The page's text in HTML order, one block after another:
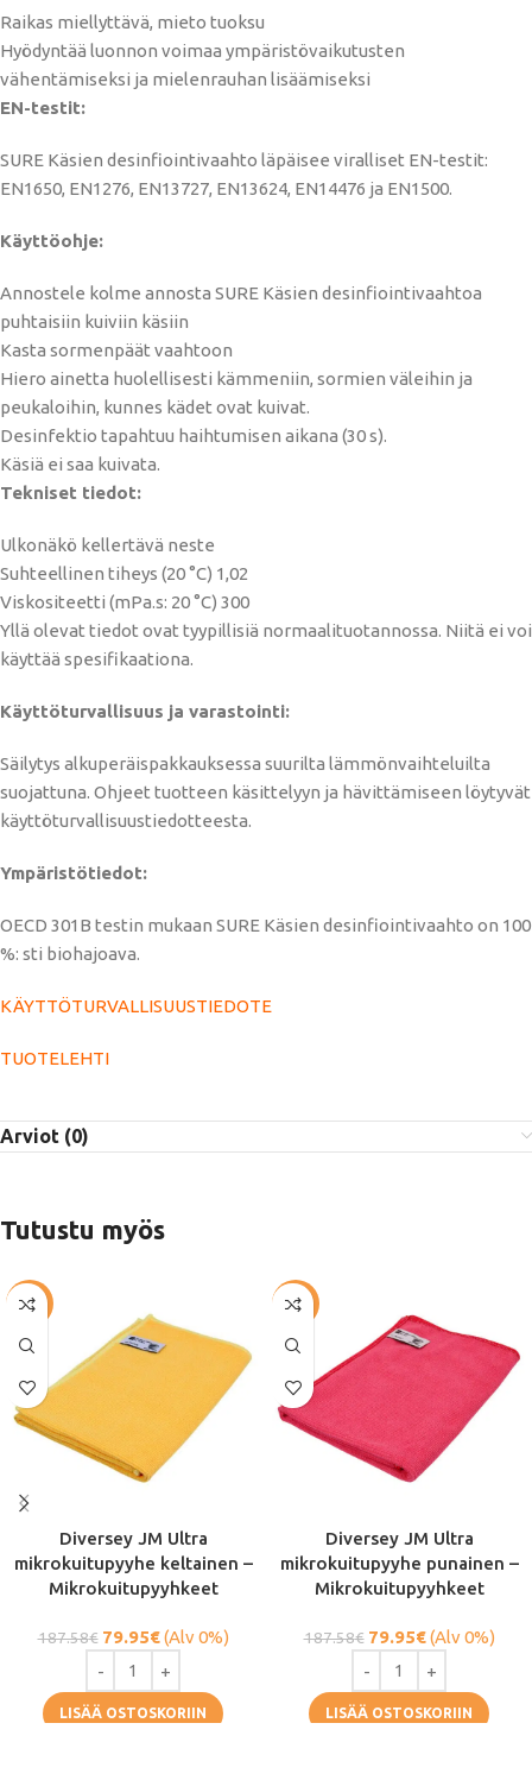
Raikas miellyttävä, mieto tuoksu
Hyödyntää luonnon voimaa ympäristövaikutusten
vähentämiseksi ja mielenrauhan lisäämiseksi
EN-testit:
SURE Käsien desinfiointivaahto läpäisee viralliset EN-testit:
EN1650, EN1276, EN13727, EN13624, EN14476 ja EN1500.
Käyttöohje:
Annostele kolme annosta SURE Käsien desinfiointivaahtoa
puhtaisiin kuiviin käsiin
Kasta sormenpäät vaahtoon
Hiero ainetta huolellisesti kämmeniin, sormien väleihin ja
peukaloihin, kunnes kädet ovat kuivat.
Desinfektio tapahtuu haihtumisen aikana (30 s).
Käsiä ei saa kuivata.
Tekniset tiedot:
Ulkonäkö kellertävä neste
Suhteellinen tiheys (20 °C) 1,02
Viskositeetti (mPa.s: 20 °C) 300
Yllä olevat tiedot ovat tyypillisiä normaalituotannossa. Niitä ei voi
käyttää spesifikaationa.
Käyttöturvallisuus ja varastointi:
Säilytys alkuperäispakkauksessa suurilta lämmönvaihteluilta
suojattuna. Ohjeet tuotteen käsittelyyn ja hävittämiseen löytyvät
käyttöturvallisuustiedotteesta.
Ympäristötiedot:
OECD 301B testin mukaan SURE Käsien desinfiointivaahto on 100
%: sti biohajoava.
KÄYTTÖTURVALLISUUSTIEDOTE
TUOTELEHTI
Arviot (0)
Tutustu myös
-57%
Diversey JM Ultra
mikrokuitupyyhe keltainen –
Mikrokuitupyyhkeet
187.58€ 79.95€(Alv 0%)
LISÄÄ OSTOSKORIIN
-57%
Diversey JM Ultra
mikrokuitupyyhe punainen –
Mikrokuitupyyhkeet
187.58€ 79.95€(Alv 0%)
LISÄÄ OSTOSKORIIN